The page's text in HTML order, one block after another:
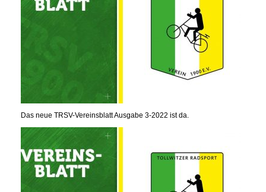
Das neue TRSV-Vereinsblatt Ausgabe 3-2022 ist da.